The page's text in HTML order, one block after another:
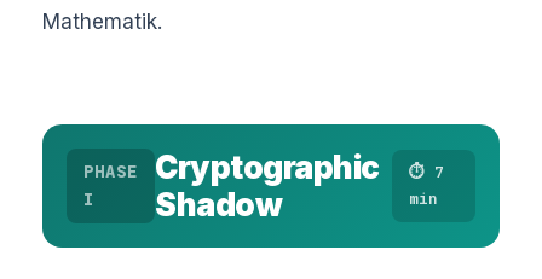
Mathematik.
PHASE
I
Cryptographic
Shadow
⏱ 7
min